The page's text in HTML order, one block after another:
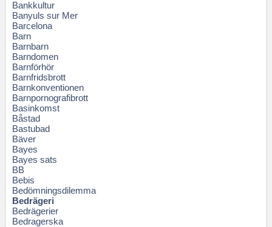
Bankkultur
Banyuls sur Mer
Barcelona
Barn
Barnbarn
Barndomen
Barnförhör
Barnfridsbrott
Barnkonventionen
Barnpornografibrott
Basinkomst
Båstad
Bastubad
Bäver
Bayes
Bayes sats
BB
Bebis
Bedömningsdilemma
Bedrägeri
Bedrägerier
Bedragerska